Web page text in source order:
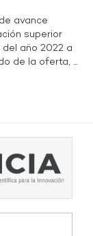
avance
superior
año 2022 a
de la oferta, ...